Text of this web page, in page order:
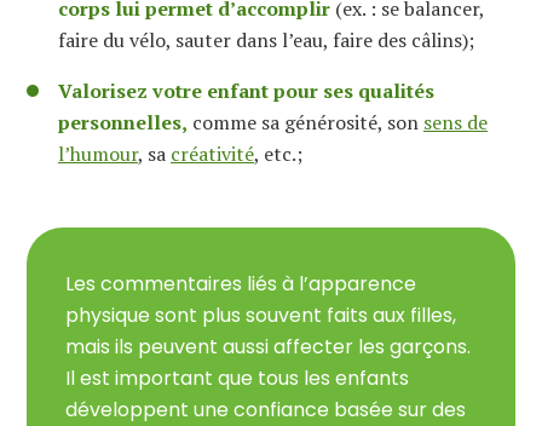
corps lui permet d’accomplir (ex. : se balancer,
faire du vélo, sauter dans l’eau, faire des câlins);
Valorisez votre enfant pour ses qualités
personnelles, comme sa générosité, son sens de
l’humour, sa créativité, etc.;
Les commentaires liés à l’apparence
physique sont plus souvent faits aux filles,
mais ils peuvent aussi affecter les garçons.
Il est important que tous les enfants
développent une confiance basée sur des